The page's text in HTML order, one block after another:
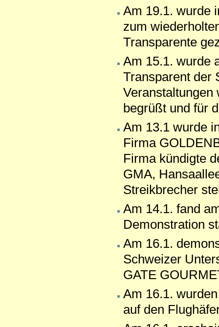
Am 19.1. wurde
zum
Transparente
Am 15.1. wurde
Transparent der
Veranstaltungen
begrüßt und für
Am 13.1 wurde
Firma
Firma kündigte
GMA,
Streikbrecher
Am 14.1. fand
Demonstration
Am 16.1.
Schweizer
GATE
Am 16.1.
auf den